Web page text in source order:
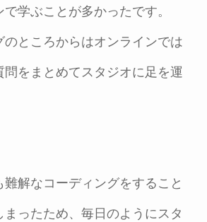
学ぶことが多かったです。
のところからはオンラインでは
問をまとめてスタジオに足を運
難解なコーディングをすること
ったため、毎日のようにスタ